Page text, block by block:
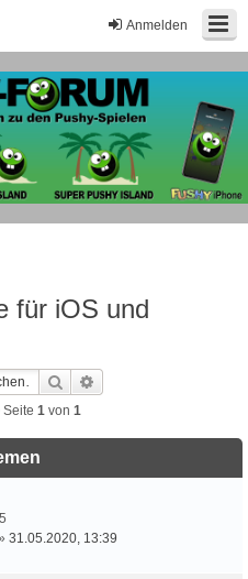
Anmelden
für iOS und
Suche
Seite 1von 1
31.05.2020, 13:39